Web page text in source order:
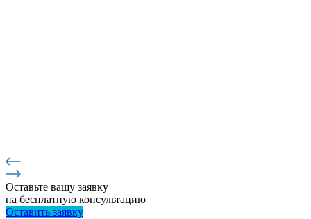
Оставьте вашу заявку
на бесплатную консультацию
Оставить заявку